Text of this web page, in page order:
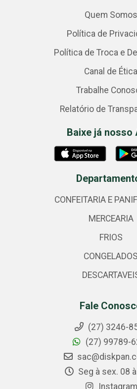
Quem Somos
Política de
Política de Troca e
Canal de Ética
Trabalhe
Relatório de
Baixe já nosso
CONFEITARIA E
MERCEARIA
FRIOS
CONGELADOS
Fale
(27) 3246-
(27) 99789-
Seg à sex. 08
Instagram